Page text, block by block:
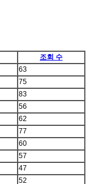
조회 수
63
75
83
56
62
77
60
57
47
52